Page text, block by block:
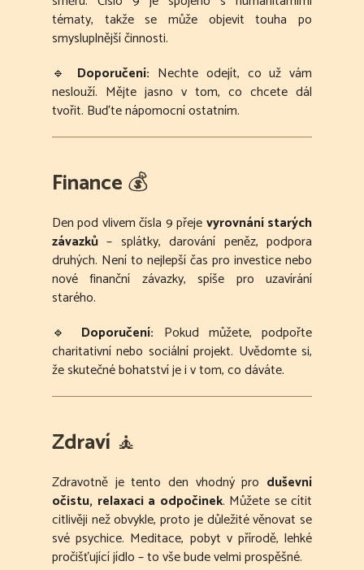
tématy, takže se může objevit touha po
smysluplnější činnosti.
🔹 Doporučení: Nechte odejít, co už vám
neslouží. Mějte jasno v tom, co chcete dál
tvořit. Buďte nápomocní ostatním.
Finance💰
Den pod vlivem čísla 9 přejevyrovnání starých
závazků – splátky, darování peněz, podpora
druhých. Není to nejlepší čas pro investice nebo
nové finanční závazky, spíše pro uzavírání
starého.
🔹 Doporučení: Pokud můžete, podpořte
charitativní nebo sociální projekt. Uvědomte si,
že skutečné bohatství je i v tom, co dáváte.
Zdraví 🧘
Zdravotně je tento den vhodný pro duševní
očistu, relaxaci a odpočinek. Můžete se cítit
citlivěji než obvykle, proto je důležité věnovat se
své psychice. Meditace, pobyt v přírodě, lehké
pročišťující jídlo – to vše bude velmi prospěšné.